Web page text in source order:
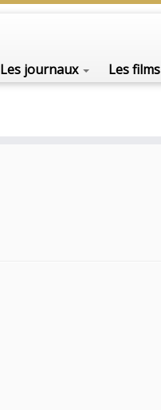
Les journaux Les films